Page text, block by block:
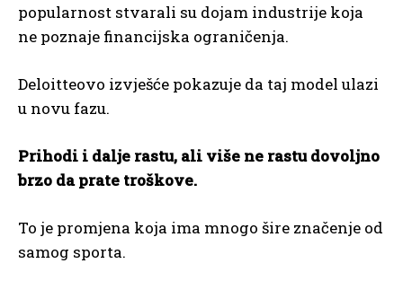
popularnost stvarali su dojam industrije koja
ne poznaje financijska ograničenja.
Deloitteovo izvješće pokazuje da taj model ulazi
u novu fazu.
Prihodi i dalje rastu, ali više ne rastu dovoljno
brzo da prate troškove.
To je promjena koja ima mnogo šire značenje od
samog sporta.